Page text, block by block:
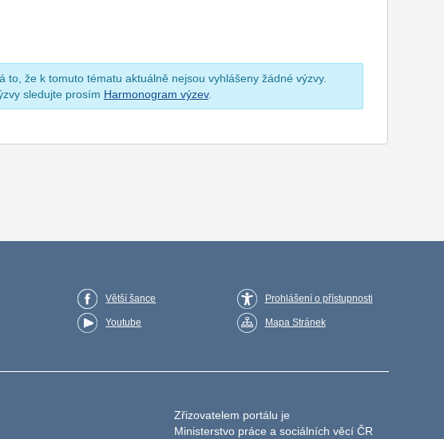
to, že k tomuto tématu aktuálně nejsou vyhlášeny žádné výzvy.
sledujte prosím Harmonogram výzev.
Větší šance
Youtube
Prohlášení o přístupnosti
Mapa Stránek
Zřizovatelem portálu je
Ministerstvo práce a sociálních věcí ČR